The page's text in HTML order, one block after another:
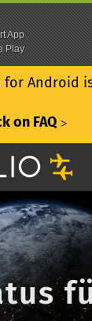
for Android
on FAQ ᐳ
App
Play